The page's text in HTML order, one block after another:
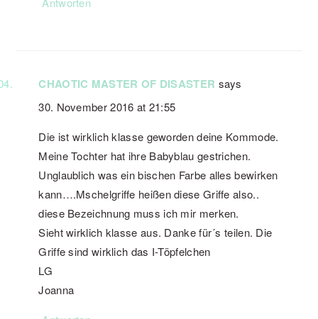
CHAOTIC MASTER OF DISASTER says
30. November 2016 at 21:55
Die ist wirklich klasse geworden deine Kommode.
Meine Tochter hat ihre Babyblau gestrichen.
Unglaublich was ein bischen Farbe alles bewirken
kann….Mschelgriffe heißen diese Griffe also..
diese Bezeichnung muss ich mir merken.
Sieht wirklich klasse aus. Danke für´s teilen. Die
Griffe sind wirklich das I-Töpfelchen
LG
Joanna